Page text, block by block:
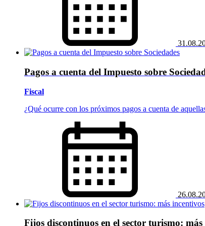
Pagos a cuenta del Impuesto sobre
Fiscal
¿Qué ocurre con los próximos pagos a cuenta de
Fijos discontinuos en el sector turismo: